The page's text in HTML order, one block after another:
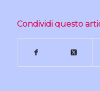
Condividi questo